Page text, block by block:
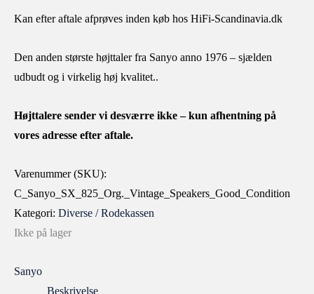
Kan efter aftale afprøves inden køb hos HiFi-Scandinavia.dk
Den anden største højttaler fra Sanyo anno 1976 – sjælden
udbudt og i virkelig høj kvalitet..
Højttalere sender vi desværre ikke – kun afhentning på
vores adresse efter aftale.
Varenummer (SKU):
C_Sanyo_SX_825_Org._Vintage_Speakers_Good_Condition
Kategori: Diverse / Rodekassen
Ikke på lager
Sanyo
Beskrivelse